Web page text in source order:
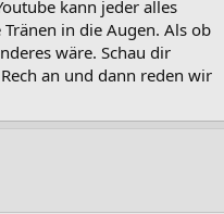
kann jeder alles
in die Augen. Als ob
wäre. Schau dir
an und dann reden wir